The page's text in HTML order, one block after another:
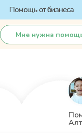
Мне нужна
Помощь от бизнеса